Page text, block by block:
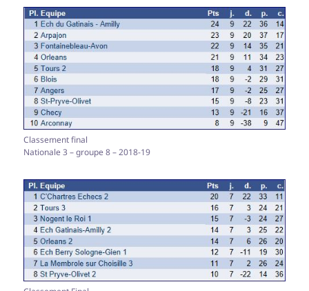
Classement final
Nationale 3 – groupe 8 – 2018-19